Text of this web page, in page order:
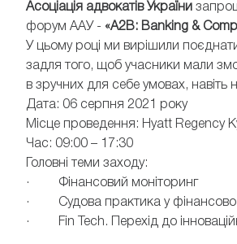
Асоціація адвокатів України
форум ААУ - «A2B: Banking &
У цьому році ми вирішили
задля того, щоб учасники мали
в зручних для себе умовах, навіть
Дата: 06 серпня 2021 року
Місце проведення: Hyatt Regency
Час: 09:00 – 17:30
Головні теми заходу:
· Фінансовий моніторинг
· Судова практика у фінансово-
· Fin Tech. Перехід до
ПОЛІНА ХАРЧЕНКО
Директорка з комплаєнс-контролю та
фінансового моніторингу АТ "Альфа-